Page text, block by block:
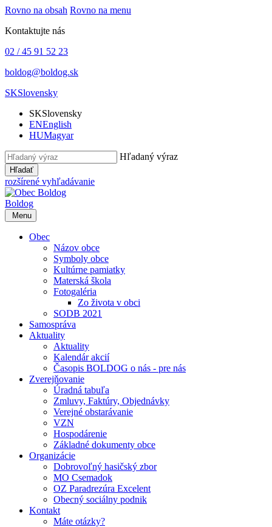
Rovno na obsah Rovno na menu
Kontaktujte nás
02 / 45 91 52 23
boldog@boldog.sk
SKSlovensky
SKSlovensky
ENEnglish
HUMagyar
Hľadaný výraz
Hľadať
rozšírené vyhľadávanie
Boldog
Menu
Obec
Názov obce
Symboly obce
Kultúrne pamiatky
Materská škola
Fotogaléria
Zo života v obci
SODB 2021
Samospráva
Aktuality
Aktuality
Kalendár akcií
Časopis BOLDOG o nás - pre nás
Zverejňovanie
Úradná tabuľa
Zmluvy, Faktúry, Objednávky
Verejné obstarávanie
VZN
Hospodárenie
Základné dokumenty obce
Organizácie
Dobrovoľný hasičský zbor
MO Csemadok
OZ Paradrezúra Excelent
Obecný sociálny podnik
Kontakt
Máte otázky?